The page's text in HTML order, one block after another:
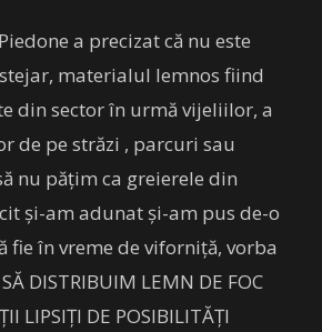
a precizat că nu este
materialul lemnos fiind
din sector în urmă vijeliilor, a
de pe străzi , parcuri sau
nu pățim ca greierele din
și-am adunat și-am pus de-o
fie în vreme de viforniță, vorba
DISTRIBUIM LEMN DE FOC
LIPSIȚI DE POSIBILITĂȚI